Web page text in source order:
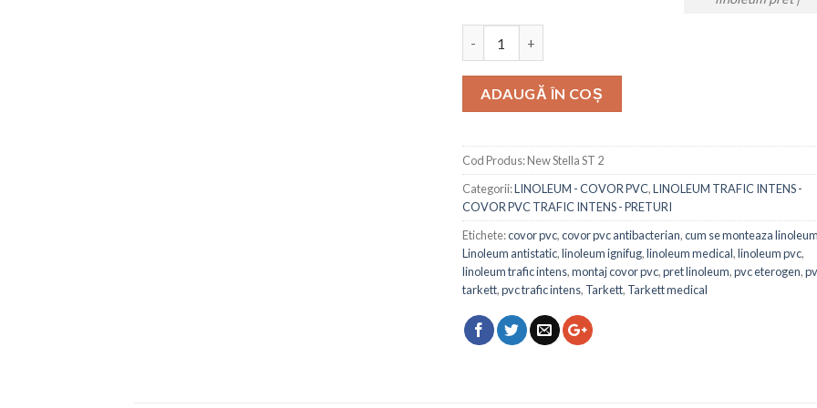
ADAUGĂ ÎN COȘ
Cod Produs:New Stella ST 2
Categorii:LINOLEUM - COVOR PVC,LINOLEUM TRAFIC INTENS -
COVOR PVC TRAFIC INTENS - PRETURI
Etichete:covor pvc,covor pvc antibacterian,cum se monteaza linoleum
Linoleum antistatic,linoleum ignifug,linoleum medical,linoleum pvc,
linoleum trafic intens,montaj covor pvc,pret linoleum,pvc eterogen,
tarkett,pvc trafic intens, Tarkett, Tarkett medical